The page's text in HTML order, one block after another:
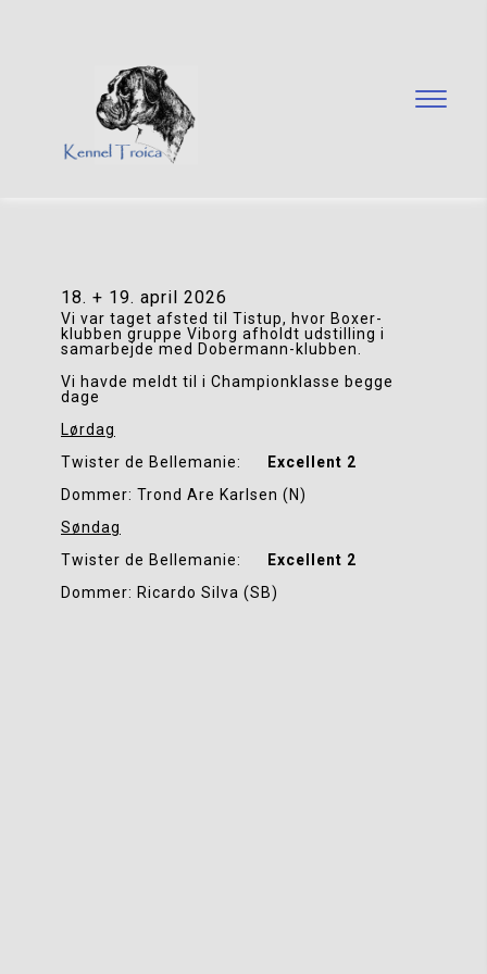
18. + 19. april 2026
Vi var taget afsted til Tistup, hvor Boxer-
klubben gruppe Viborg afholdt udstilling i
samarbejde med Dobermann-klubben.
Vi havde meldt til i Championklasse begge
dage
Lørdag
Twister de Bellemanie:
Excellent 2
Dommer: Trond Are Karlsen (N)
Søndag
Twister de Bellemanie:
Excellent 2
Dommer: Ricardo Silva (SB)